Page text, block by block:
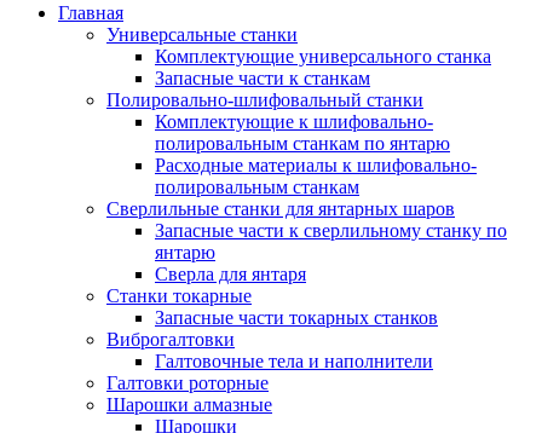
Главная
Универсальные станки
Комплектующие универсального станка
Запасные части к станкам
Полировально-шлифовальный станки
Комплектующие к шлифовально-
полировальным станкам по янтарю
Расходные материалы к шлифовально-
полировальным станкам
Сверлильные станки для янтарных шаров
Запасные части к сверлильному станку по
янтарю
Сверла для янтаря
Станки токарные
Запасные части токарных станков
Виброгалтовки
Галтовочные тела и наполнители
Галтовки роторные
Шарошки алмазные
Шарошки